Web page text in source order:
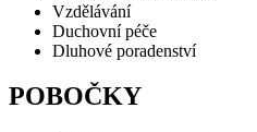
Vzdělávání
Duchovní péče
Dluhové poradenství
POBOČKY